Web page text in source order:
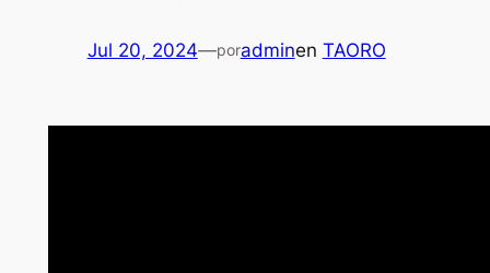
Jul 20, 2024—poradminen TAORO